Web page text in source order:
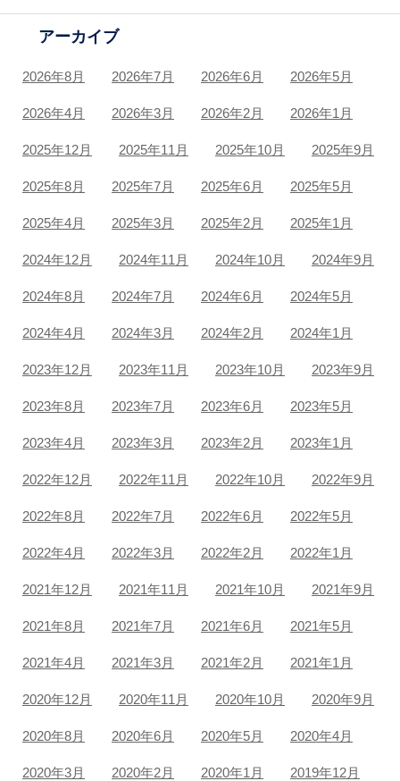
アーカイブ
2026年8月 2026年7月 2026年6月 2026年5月
2026年4月 2026年3月 2026年2月 2026年1月
2025年12月 2025年11月 2025年10月 2025年9月
2025年8月 2025年7月 2025年6月 2025年5月
2025年4月 2025年3月 2025年2月 2025年1月
2024年12月 2024年11月 2024年10月 2024年9月
2024年8月 2024年7月 2024年6月 2024年5月
2024年4月 2024年3月 2024年2月 2024年1月
2023年12月 2023年11月 2023年10月 2023年9月
2023年8月 2023年7月 2023年6月 2023年5月
2023年4月 2023年3月 2023年2月 2023年1月
2022年12月 2022年11月 2022年10月 2022年9月
2022年8月 2022年7月 2022年6月 2022年5月
2022年4月 2022年3月 2022年2月 2022年1月
2021年12月 2021年11月 2021年10月 2021年9月
2021年8月 2021年7月 2021年6月 2021年5月
2021年4月 2021年3月 2021年2月 2021年1月
2020年12月 2020年11月 2020年10月 2020年9月
2020年8月 2020年6月 2020年5月 2020年4月
2020年3月 2020年2月 2020年1月 2019年12月